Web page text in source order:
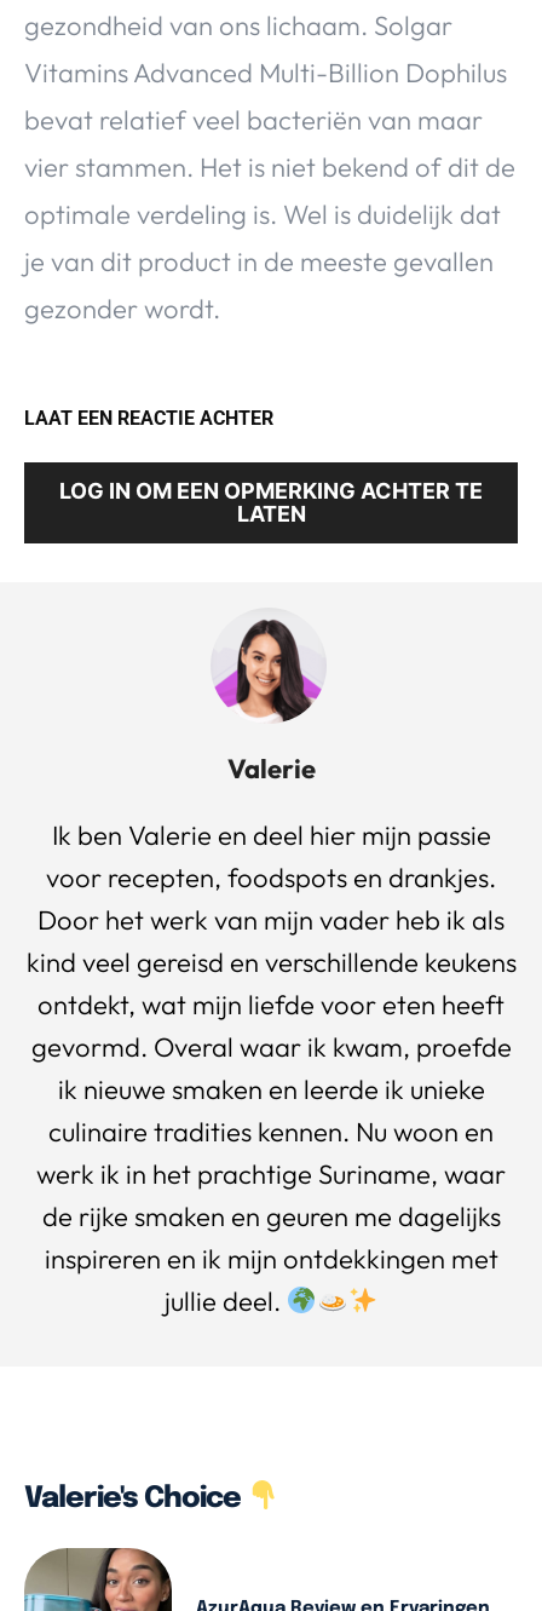
gezondheid van ons lichaam. Solgar
Vitamins Advanced Multi-Billion Dophilus
bevat relatief veel bacteriën van maar
vier stammen. Het is niet bekend of dit de
optimale verdeling is. Wel is duidelijk dat
je van dit product in de meeste gevallen
gezonder wordt.
LAAT EEN REACTIE ACHTER
LOG IN OM EEN OPMERKING ACHTER TE
LATEN
Valerie
Ik ben Valerie en deel hier mijn passie
voor recepten, foodspots en drankjes.
Door het werk van mijn vader heb ik als
kind veel gereisd en verschillende keukens
ontdekt, wat mijn liefde voor eten heeft
gevormd. Overal waar ik kwam, proefde
ik nieuwe smaken en leerde ik unieke
culinaire tradities kennen. Nu woon en
werk ik in het prachtige Suriname, waar
de rijke smaken en geuren me dagelijks
inspireren en ik mijn ontdekkingen met
jullie deel.
Valerie's Choice